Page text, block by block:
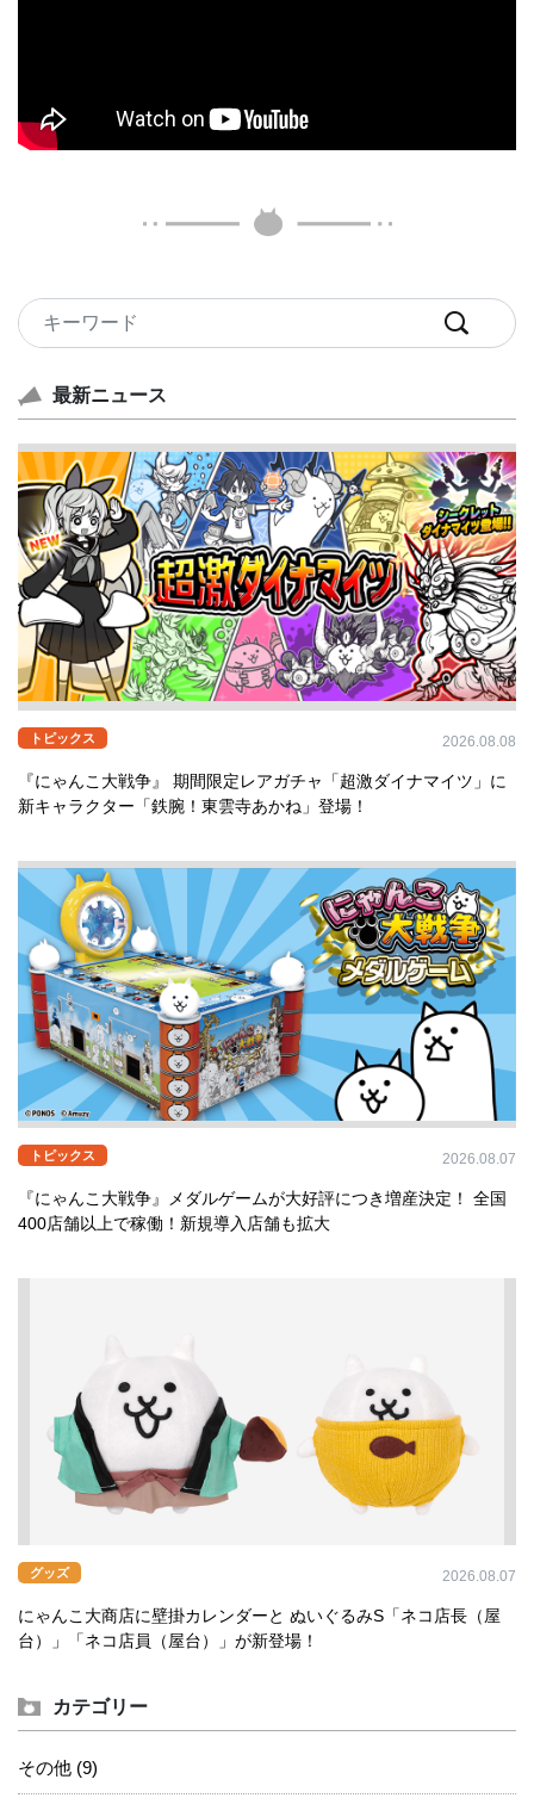
最新ニュース
トピックス 2026.08.08
『にゃんこ大戦争』 期間限定レアガチャ「超激ダイナマイツ」に
新キャラクター「鉄腕！東雲寺あかね」登場！
トピックス 2026.08.07
『にゃんこ大戦争』メダルゲームが大好評につき増産決定！ 全国
400店舗以上で稼働！新規導入店舗も拡大
グッズ 2026.08.07
にゃんこ大商店に壁掛カレンダーと ぬいぐるみS「ネコ店長（屋
台）」「ネコ店員（屋台）」が新登場！
カテゴリー
その他 (9)